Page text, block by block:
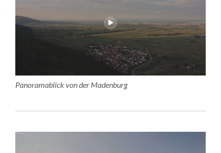
Panoramablick von der Madenburg